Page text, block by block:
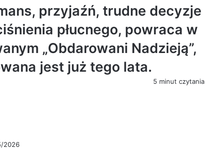
przyjaźń, trudne decyzje
płucnego, powraca w
„Obdarowani Nadzieją”,
jest już tego lata.
2026
5 minut czytania